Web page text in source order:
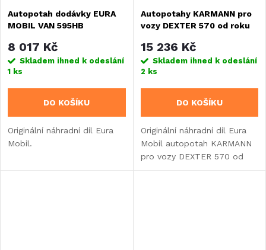
Autopotah dodávky EURA
MOBIL VAN 595HB
8 017 Kč
Skladem ihned k odeslání
1 ks
DO KOŠÍKU
Originální náhradní díl Eura
Mobil.
Autopotahy KARMANN pro
vozy DEXTER 570 od roku
15 236 Kč
Skladem ihned k odeslání
2 ks
DO KOŠÍKU
Originální náhradní díl Eura
Mobil autopotah KARMANN
pro vozy DEXTER 570 od
roku 2025.